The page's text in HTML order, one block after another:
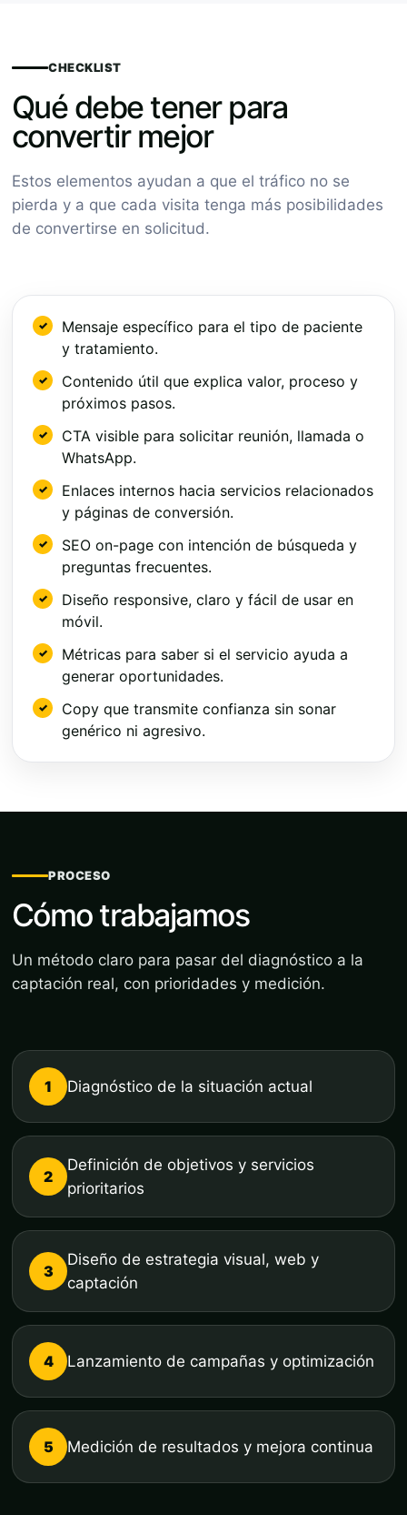
CHECKLIST
Qué debe tener para
convertir mejor
Estos elementos ayudan a que el tráfico no se
pierda y a que cada visita tenga más posibilidades
de convertirse en solicitud.
Mensaje específico para el tipo de paciente
y tratamiento.
Contenido útil que explica valor, proceso y
próximos pasos.
CTA visible para solicitar reunión, llamada o
WhatsApp.
Enlaces internos hacia servicios relacionados
y páginas de conversión.
SEO on-page con intención de búsqueda y
preguntas frecuentes.
Diseño responsive, claro y fácil de usar en
móvil.
Métricas para saber si el servicio ayuda a
generar oportunidades.
Copy que transmite confianza sin sonar
genérico ni agresivo.
PROCESO
Cómo trabajamos
Un método claro para pasar del diagnóstico a la
captación real, con prioridades y medición.
1 Diagnóstico de la situación actual
2
Definición de objetivos y servicios
prioritarios
3
Diseño de estrategia visual, web y
captación
4 Lanzamiento de campañas y optimización
5 Medición de resultados y mejora continua